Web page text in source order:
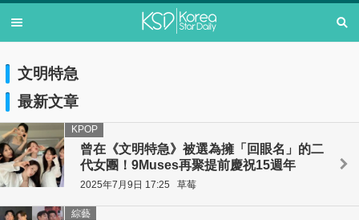
文明特急
最新文章
曾在《文明特急》被選為擁「回眼名」的二
代女團！9Muses再聚提前慶祝15週年
KPOP
2025年7月9日 17:25 草莓
綜藝